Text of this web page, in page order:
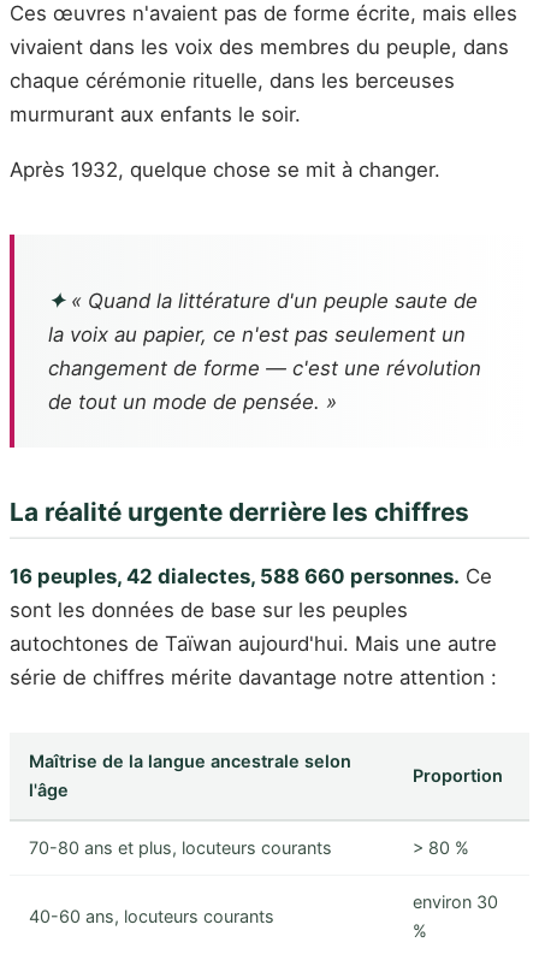
Ces œuvres n'avaient pas de forme écrite, mais elles
vivaient dans les voix des membres du peuple, dans
chaque cérémonie rituelle, dans les berceuses
murmurant aux enfants le soir.
Après 1932, quelque chose se mit à changer.
✦« Quand la littérature d'un peuple saute de
la voix au papier, ce n'est pas seulement un
changement de forme — c'est une révolution
de tout un mode de pensée. »
La réalité urgente derrière les chiffres
16 peuples, 42 dialectes, 588 660 personnes. Ce
sont les données de base sur les peuples
autochtones de Taïwan aujourd'hui. Mais une autre
série de chiffres mérite davantage notre attention :
Maîtrise de la langue ancestrale selon
l'âge
Proportion
70-80 ans et plus, locuteurs courants > 80 %
40-60 ans, locuteurs courants
environ 30
%